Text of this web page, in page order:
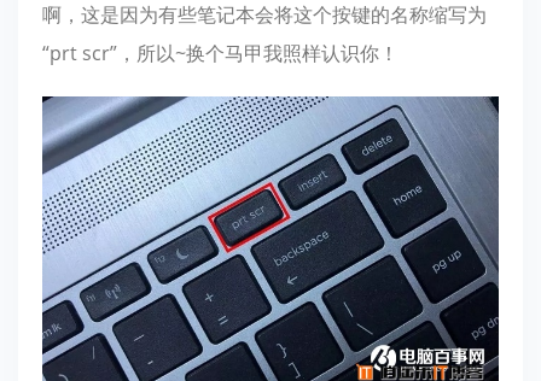
啊，这是因为有些笔记本会将这个按键的名称缩写为
“prt scr”，所以~换个马甲我照样认识你！